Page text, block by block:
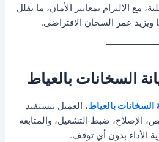
مع الالتزام بمعايير الأمان، ما يقلل
عمر السخان الافتراضي.
السخانات بالعياط
بالعياط، العميل بيستفيد
الإصلاح، ضبط التشغيل، والمتابعة
الأداء بدون أي توقف.